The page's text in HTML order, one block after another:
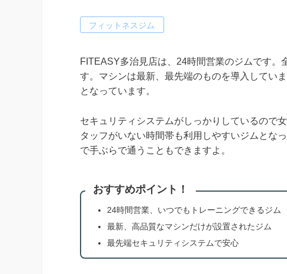
フィットネスジム
FITEASY多治見店は、24時間営業のジムです
す。マシンは最新、最先端のものを導入してい
となっています。
セキュリティシステムがしっかりしているので
タッフがいない時間帯も利用しやすいジムとな
で手ぶらで通うこともできますよ。
おすすめポイント！
24時間営業、いつでもトレーニングできるジム
最新、高品質なマシンだけが設置されたジム
最先端セキュリティシステムで安心